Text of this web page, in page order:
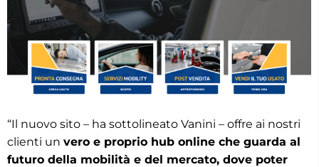
“Il nuovo sito – ha sottolineato Vanini – offre ai nostri
clienti un vero e proprio hub online che guarda al
futuro della mobilità e del mercato, dove poter